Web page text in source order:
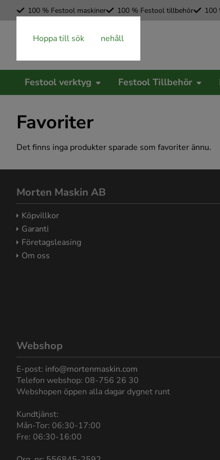
Hoppa till huvudinnehåll
Hoppa till sök
100 % Festool maskiner 100 % Festool tillbehör 100
Festool verktyg Festool Tillbehör
Favoriter
Det finns inga produkter sparade som favoriter ännu.
Morten Maskin AB
Köpvillkor
Garanti
Företagsleasing
Om oss
Webshop
E-post: info@mortenmaskin.com
Telefon webshop: 08-756 26 30
Webshopen öppen alla dagar dygnet runt
Kundtjänst:
Mån-Tor: 06:30-17:00
Fre: 06:30-16:00